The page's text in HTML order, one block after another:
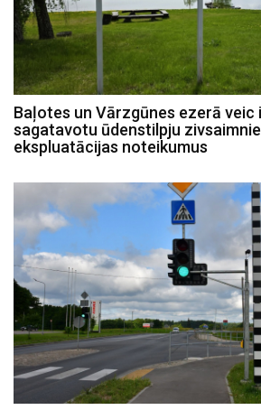
Baļotes un Vārzgūnes ezerā veic
sagatavotu ūdenstilpju
ekspluatācijas noteikumus